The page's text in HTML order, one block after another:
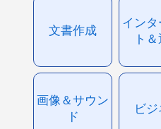
文書作成
インタ
ト
画像＆サウン
ド
ビジ